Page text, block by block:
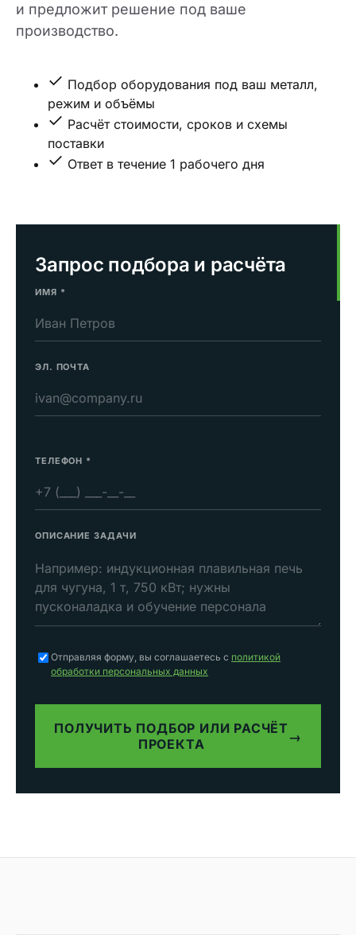
и предложит решение под ваше
производство.
Подбор оборудования под ваш металл,
режим и объёмы
Расчёт стоимости, сроков и схемы
поставки
Ответ в течение 1 рабочего дня
Запрос подбора и расчёта
ИМЯ *
ЭЛ. ПОЧТА
ТЕЛЕФОН *
ОПИСАНИЕ ЗАДАЧИ
Отправляя форму, вы соглашаетесь с политикой
обработки персональных данных
ПОЛУЧИТЬ ПОДБОР ИЛИ РАСЧЁТ
ПРОЕКТА
→